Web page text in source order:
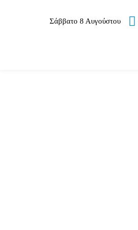
Σάββατο 8 Αυγούστου